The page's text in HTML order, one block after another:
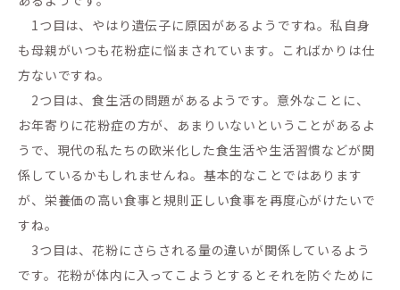
1つ目は、やはり遺伝子に原因があるようですね。私自身
も母親がいつも花粉症に悩まされています。こればかりは仕
方ないですね。
2つ目は、食生活の問題があるようです。意外なことに、
お年寄りに花粉症の方が、あまりいないということがあるよ
うで、現代の私たちの欧米化した食生活や生活習慣などが関
係しているかもしれませんね。基本的なことではあります
が、栄養価の高い食事と規則正しい食事を再度心がけたいで
すね。
3つ目は、花粉にさらされる量の違いが関係しているよう
です。花粉が体内に入ってこようとするとそれを防ぐために